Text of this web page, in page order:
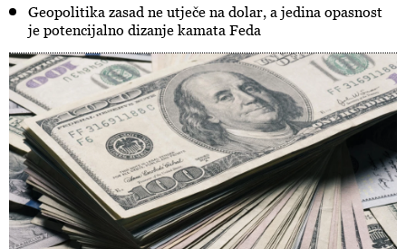
Geopolitika zasad ne utječe na dolar, a jedina opasnost
je potencijalno dizanje kamata Feda